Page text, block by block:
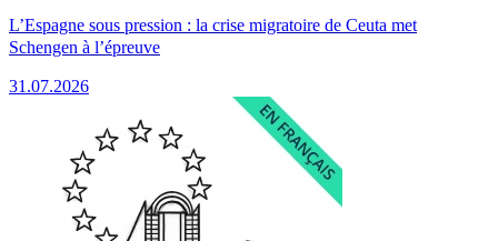
L’Espagne sous pression : la crise migratoire de Ceuta met
Schengen à l’épreuve
31.07.2026